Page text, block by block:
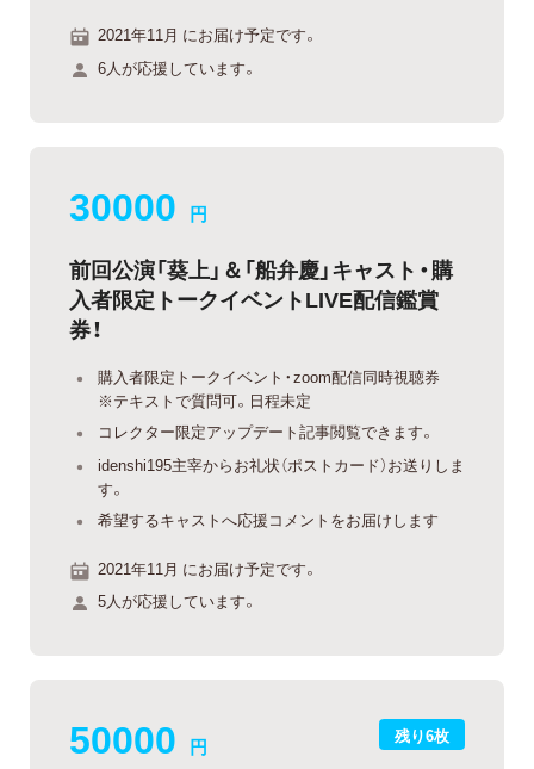
2021年11月 にお届け予定です。
6人が応援しています。
30000 円
前回公演「葵上」＆「船弁慶」キャスト・購
入者限定トークイベントLIVE配信鑑賞
券！
購入者限定トークイベント・zoom配信同時視聴券
※テキストで質問可。日程未定
コレクター限定アップデート記事閲覧できます。
idenshi195主宰からお礼状（ポストカード）お送りしま
す。
希望するキャストへ応援コメントをお届けします
2021年11月 にお届け予定です。
5人が応援しています。
残り6枚
50000 円